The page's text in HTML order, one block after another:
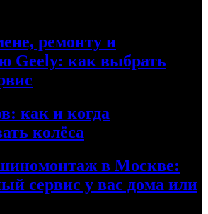
ремонту и
Geely: как выбрать
как и когда
колёса
в Москве:
сервис у вас дома или